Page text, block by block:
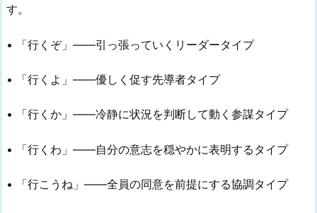
す。
• 「行くぞ」——引っ張っていくリーダータイプ
• 「行くよ」——優しく促す先導者タイプ
• 「行くか」——冷静に状況を判断して動く参謀タイプ
• 「行くわ」——自分の意志を穏やかに表明するタイプ
• 「行こうね」——全員の同意を前提にする協調タイプ